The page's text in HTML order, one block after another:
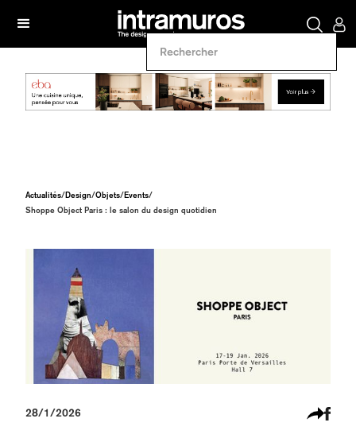
Actualités/Design/Objets/Events/
Shoppe Object Paris : le salon du design quotidien
28/1/2026